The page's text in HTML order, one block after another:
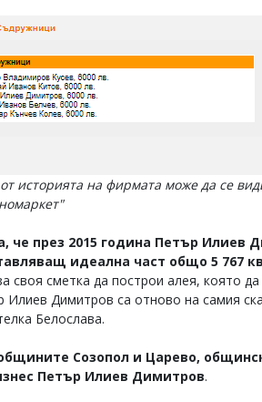
историята на фирмата може да се
че през 2015 година Петър Илиев
идеална част общо 5 767
своя сметка да построи алея, която
Димитров са отново на самия
Белослава.
Созопол и Царево,
Петър Илиев Димитров.